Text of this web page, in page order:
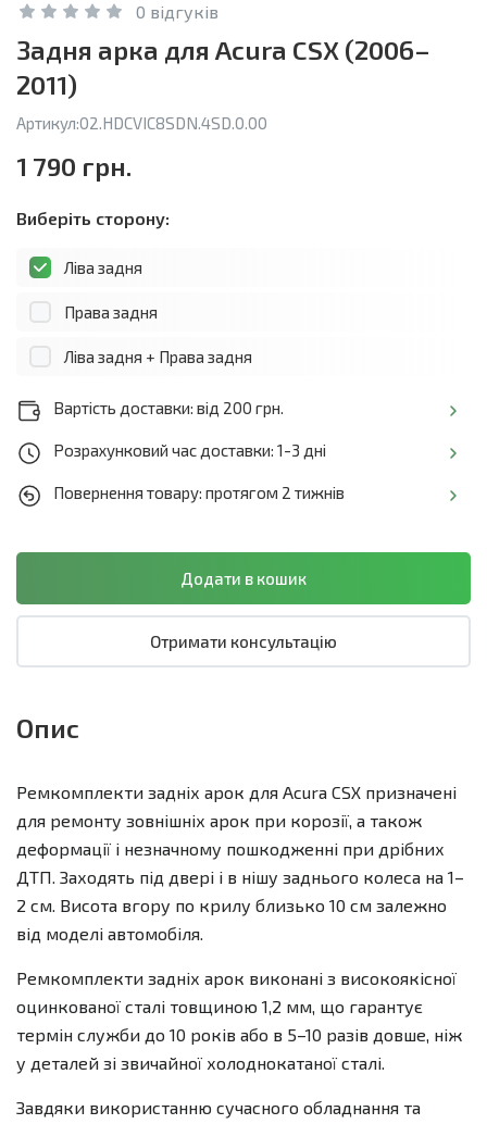
0 відгуків
Задня арка для Acura CSX (2006–
2011)
Артикул:02.HDCVIC8SDN.4SD.0.00
1 790 грн.
Виберіть сторону:
Ліва задня
Права задня
Ліва задня + Права задня
Вартість доставки: від 200 грн.
Розрахунковий час доставки: 1-3 дні
Повернення товару: протягом 2 тижнів
Отримати консультацію
Опис
Ремкомплекти задніх арок для Acura CSX призначені
для ремонту зовнішніх арок при корозії, а також
деформації і незначному пошкодженні при дрібних
ДТП. Заходять під двері і в нішу заднього колеса на 1–
2 см. Висота вгору по крилу близько 10 см залежно
від моделі автомобіля.
Ремкомплекти задніх арок виконані з високоякісної
оцинкованої сталі товщиною 1,2 мм, що гарантує
термін служби до 10 років або в 5–10 разів довше, ніж
у деталей зі звичайної холоднокатаної сталі.
Завдяки використанню сучасного обладнання та